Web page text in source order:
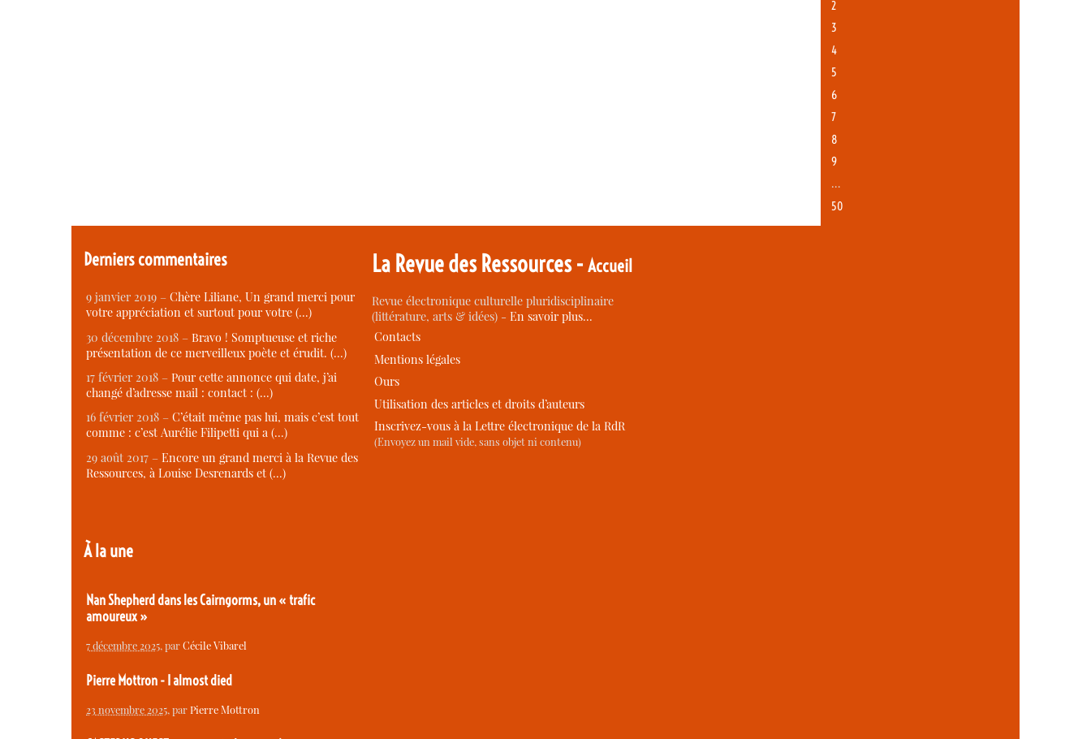
2
3
4
5
6
7
8
9
…
50
Derniers commentaires
9 janvier 2019 – Chère Liliane, Un grand merci pour
votre appréciation et surtout pour votre (…)
30 décembre 2018 – Bravo ! Somptueuse et riche
présentation de ce merveilleux poète et érudit. (…)
17 février 2018 – Pour cette annonce qui date, j’ai
changé d’adresse mail : contact : (…)
16 février 2018 – C’était même pas lui, mais c’est tout
comme : c’est Aurélie Filipetti qui a (…)
29 août 2017 – Encore un grand merci à la Revue des
Ressources, à Louise Desrenards et (…)
À la une
Nan Shepherd dans les Cairngorms, un « trafic
amoureux »
7 décembre 2025, parCécile Vibarel
Pierre Mottron - I almost died
23 novembre 2025, parPierre Mottron
La Revue des Ressources -Accueil
Revue électronique culturelle pluridisciplinaire
(littérature, arts & idées) -En savoir plus…
Contacts
Mentions légales
Ours
Utilisation des articles et droits d’auteurs
Inscrivez-vous à la Lettre électronique de la RdR
(Envoyez un mail vide, sans objet ni contenu)